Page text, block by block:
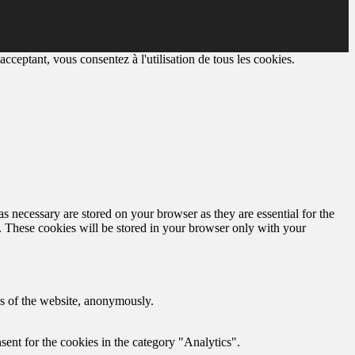
vous consentez à l'utilisation de tous les cookies.
are stored on your browser as they are essential for the
These cookies will be stored in your browser only with your
of the website, anonymously.
for the cookies in the category "Analytics".